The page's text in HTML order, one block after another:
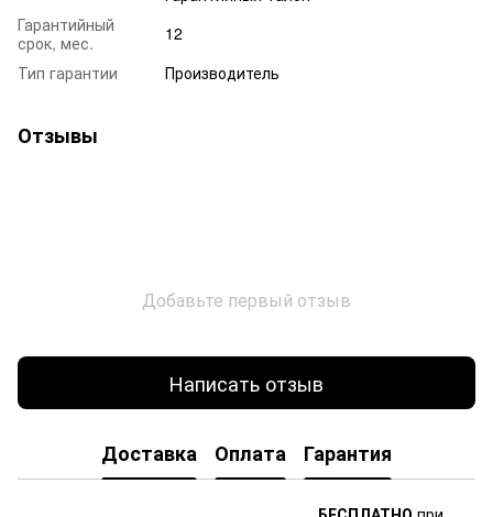
Гарантийный
срок, мес.
12
Тип гарантии
Производитель
Отзывы
Добавьте первый отзыв
Написать отзыв
Доставка Оплата Гарантия